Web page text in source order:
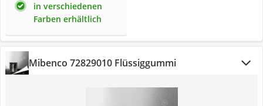
in verschiedenen
Farben erhältlich
Mibenco 72829010 Flüssiggummi